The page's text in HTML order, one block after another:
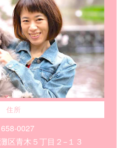
住所
0027
区青木５丁目２−１３